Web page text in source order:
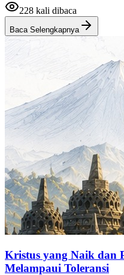
228 kali dibaca
Baca Selengkapnya
Kristus yang Naik dan
Melampaui Toleransi